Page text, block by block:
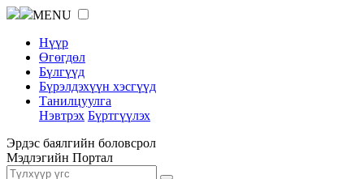
MENU
Нүүр
Өгөгдөл
Бүлгүүд
Бүрэлдэхүүн хэсгүүд
Танилцуулга
Нэвтрэх Бүртгүүлэх
Эрдэс баялгийн боловсрол
Мэдлэгийн Портал